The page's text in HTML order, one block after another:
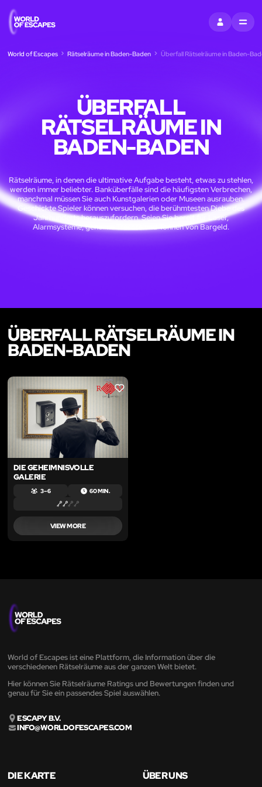
EINTRAGEN
MENU
World of Escapes Rätselräume in Baden-Baden Überfall Rätselräume in Baden-
ÜBERFALL
RÄTSELRÄUME IN
BADEN-BADEN
Rätselräume, in denen die ultimative Aufgabe besteht, etwas zu stehlen,
werden immer beliebter. Banküberfälle sind die häufigsten Verbrechen,
manchmal müssen Sie auch Kunstgalerien oder Museen ausrauben.
Geschickte Spieler können versuchen, die berühmtesten Diebe des
Jahrhunderts herauszufordern. Seien Sie bereit für Laser,
Alarmsysteme, geheime Tresore und Tonnen von Bargeld.
ÜBERFALL RÄTSELRÄUME IN
BADEN-BADEN
LIKE
DIE GEHEIMNISVOLLE
GALERIE
3 – 6 60 MIN.
VIEW MORE
World of Escapes ist eine Plattform, die Information über die
verschiedenen Rätselräume aus der ganzen Welt bietet.
Hier können Sie Rätselräume Ratings und Bewertungen finden und
genau für Sie ein passendes Spiel auswählen.
ESCAPY B.V.
INFO@WORLDOFESCAPES.COM
DIE KARTE ÜBER UNS